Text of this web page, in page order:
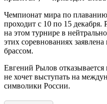
Чемпионат мира по
проходит с 10 по 15
на этом турнире в
этих соревнованиях
брассом.
Евгений Рылов отказывается
не хочет выступать на
символики России.